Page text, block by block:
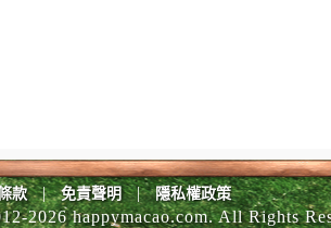
款 | 免責聲明 | 隱私權政策
2026 happymacao.com. All Rights